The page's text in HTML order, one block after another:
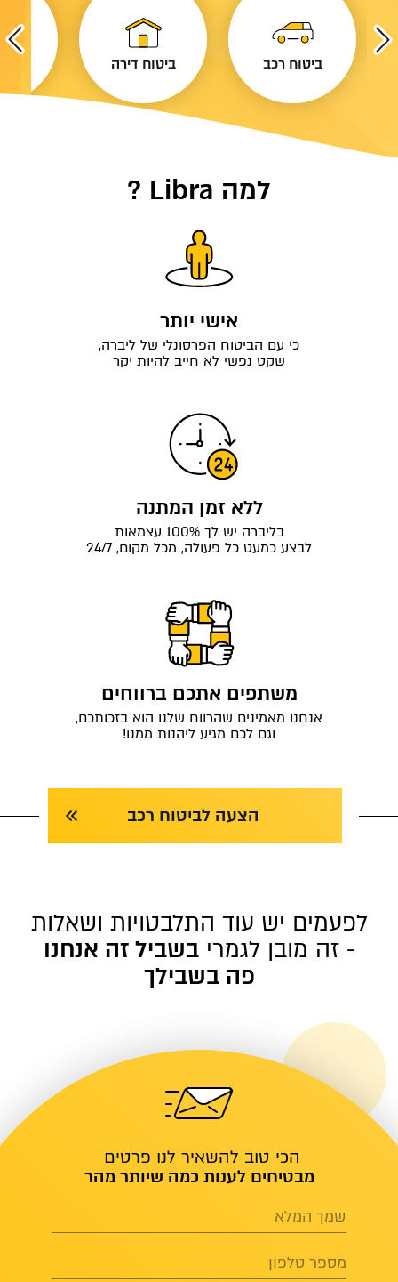
ביטוח רכב ביטוח דירה
למה Libra ?
אישי יותר
כי עם הביטוח הפרסונלי של ליברה,
שקט נפשי לא חייב להיות יקר
ללא זמן המתנה
בליברה יש לך 100% עצמאות
לבצע כמעט כל פעולה, מכל מקום, 24/7
משתפים אתכם ברווחים
אנחנו מאמינים שהרווח שלנו הוא בזכותכם,
וגם לכם מגיע ליהנות ממנו!
הצעה לביטוח רכב
לפעמים יש עוד התלבטויות ושאלות
- זה מובן לגמרי בשביל זה אנחנו
פה בשבילך
הכי טוב להשאיר לנו פרטים
מבטיחים לענות כמה שיותר מהר
שמך המלא
מספר טלפון